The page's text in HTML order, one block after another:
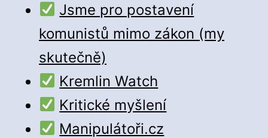
Jsme pro postavení
komunistů mimo zákon (my
skutečně)
Kremlin Watch
Kritické myšlení
Manipulátoři.cz